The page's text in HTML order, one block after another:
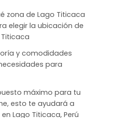
zona de Lago Titicaca
elegir la ubicación de
y comodidades
para
máximo para tu
esto te ayudará a
Lago Titicaca, Perú